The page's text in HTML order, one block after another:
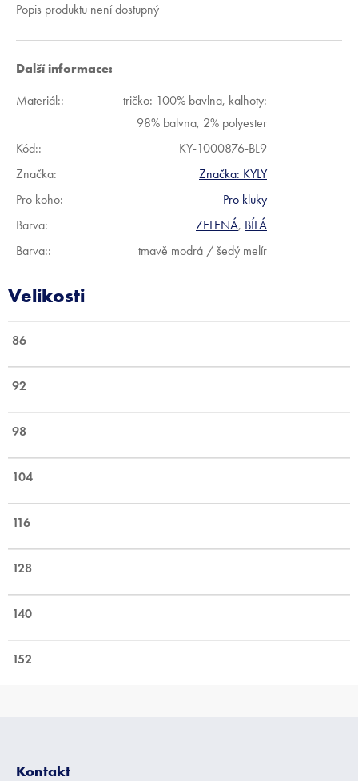
Popis produktu není dostupný
Další informace:
Materiál::
tričko: 100% bavlna, kalhoty:
98% balvna, 2% polyester
Kód::
KY-1000876-BL9
Značka:
Značka: KYLY
Pro koho:
Pro kluky
Barva: ZELENÁ, BÍLÁ
Barva:: tmavě modrá / šedý melír
86
92
98
104
116
128
140
152
Kontakt